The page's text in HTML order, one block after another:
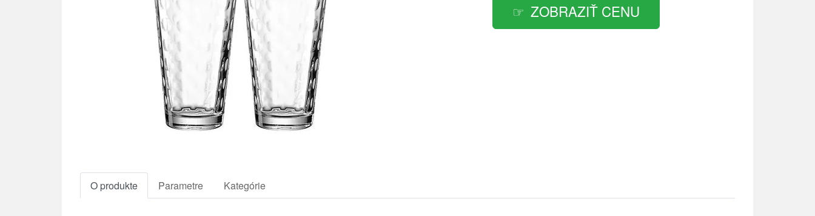
ZOBRAZIŤ CENU
O produkte Parametre Kategórie